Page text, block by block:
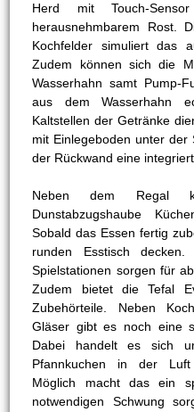
Herd mit Touch-
herausnehmbarem Rost.
Kochfelder simuliert das
Zudem können sich die
Wasserhahn samt Pump-
aus dem Wasserhahn
Kaltstellen der Getränke
mit Einlegeboden unter der
der Rückwand eine
Neben dem Regal
Dunstabzugshaube
Sobald das Essen fertig
runden Esstisch
Spielstationen sorgen für
Zudem bietet die Tefal
Zubehörteile. Neben
Gläser gibt es noch eine
Dabei handelt es sich
Pfannkuchen in der Luft
Möglich macht das ein
notwendigen Schwung